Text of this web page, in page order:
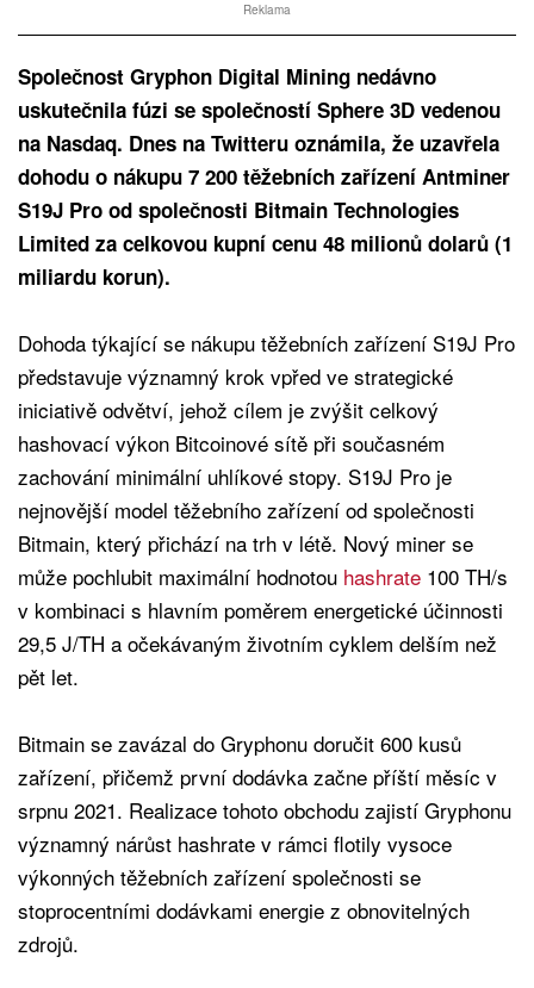
Reklama
Společnost Gryphon Digital Mining nedávno
uskutečnila fúzi se společností Sphere 3D vedenou
na Nasdaq. Dnes na Twitteru oznámila, že uzavřela
dohodu o nákupu 7 200 těžebních zařízení Antminer
S19J Pro od společnosti Bitmain Technologies
Limited za celkovou kupní cenu 48 milionů dolarů (1
miliardu korun).
Dohoda týkající se nákupu těžebních zařízení S19J Pro
představuje významný krok vpřed ve strategické
iniciativě odvětví, jehož cílem je zvýšit celkový
hashovací výkon Bitcoinové sítě při současném
zachování minimální uhlíkové stopy. S19J Pro je
nejnovější model těžebního zařízení od společnosti
Bitmain, který přichází na trh v létě. Nový miner se
může pochlubit maximální hodnotou hashrate 100 TH/s
v kombinaci s hlavním poměrem energetické účinnosti
29,5 J/TH a očekávaným životním cyklem delším než
pět let.
Bitmain se zavázal do Gryphonu doručit 600 kusů
zařízení, přičemž první dodávka začne příští měsíc v
srpnu 2021. Realizace tohoto obchodu zajistí Gryphonu
významný nárůst hashrate v rámci flotily vysoce
výkonných těžebních zařízení společnosti se
stoprocentními dodávkami energie z obnovitelných
zdrojů.